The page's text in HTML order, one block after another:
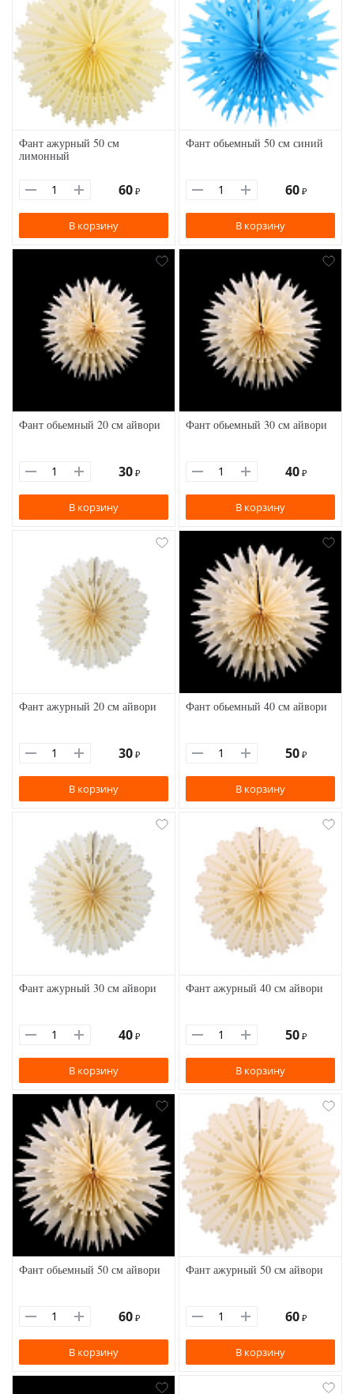
Фант ажурный 50 см
лимонный
60 ₽
В корзину
Фант обьемный 50 см синий
60 ₽
В корзину
Фант обьемный 20 см айвори
30 ₽
В корзину
Фант обьемный 30 см айвори
40 ₽
В корзину
Фант ажурный 20 см айвори
30 ₽
В корзину
Фант обьемный 40 см айвори
50 ₽
В корзину
Фант ажурный 30 см айвори
40 ₽
В корзину
Фант ажурный 40 см айвори
50 ₽
В корзину
Фант обьемный 50 см айвори
60 ₽
В корзину
Фант ажурный 50 см айвори
60 ₽
В корзину